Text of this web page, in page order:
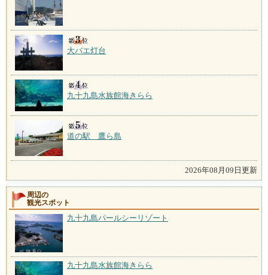
大バエ灯台
九十九島水族館海きらら
道の駅 鷹ら島
2026年08月09日更新
周辺の
観光スポット
九十九島パールシーリゾート
九十九島水族館海きらら